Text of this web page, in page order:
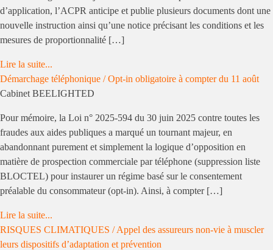
d’application, l’ACPR anticipe et publie plusieurs documents dont une
nouvelle instruction ainsi qu’une notice précisant les conditions et les
mesures de proportionnalité […]
Lire la suite...
Démarchage téléphonique / Opt-in obligatoire à compter du 11 août
Cabinet BEELIGHTED
Pour mémoire, la Loi n° 2025-594 du 30 juin 2025 contre toutes les
fraudes aux aides publiques a marqué un tournant majeur, en
abandonnant purement et simplement la logique d’opposition en
matière de prospection commerciale par téléphone (suppression liste
BLOCTEL) pour instaurer un régime basé sur le consentement
préalable du consommateur (opt-in). Ainsi, à compter […]
Lire la suite...
RISQUES CLIMATIQUES / Appel des assureurs non-vie à muscler
leurs dispositifs d’adaptation et prévention